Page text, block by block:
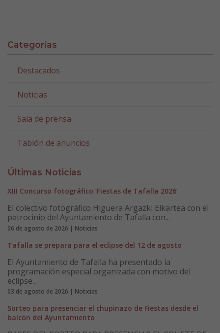
Categorías
Destacados
Noticias
Sala de prensa
Tablón de anuncios
Últimas Noticias
XIII Concurso fotográfico ‘Fiestas de Tafalla 2026’
El colectivo fotográfico Higuera Argazki Elkartea con el
patrocinio del Ayuntamiento de Tafalla con...
06 de agosto de 2026 | Noticias
Tafalla se prepara para el eclipse del 12 de agosto
El Ayuntamiento de Tafalla ha presentado la
programación especial organizada con motivo del
eclipse...
03 de agosto de 2026 | Noticias
Sorteo para presenciar el chupinazo de Fiestas desde el
balcón del Ayuntamiento